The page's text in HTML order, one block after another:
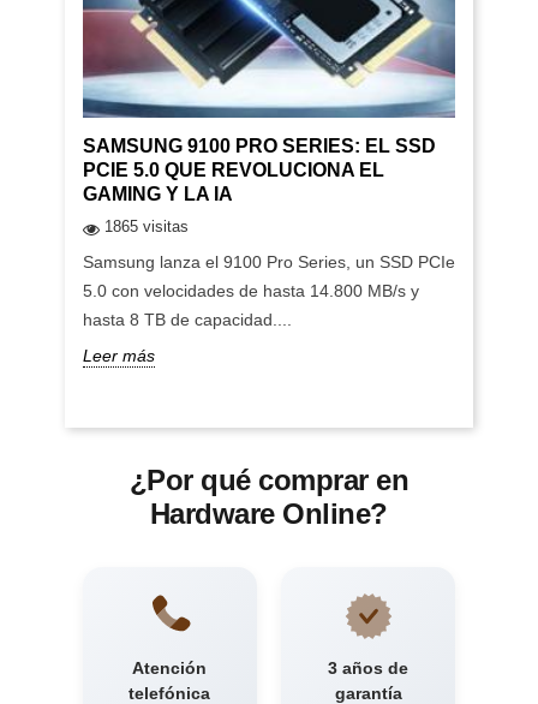
SAMSUNG 9100 PRO SERIES: EL SSD
PCIE 5.0 QUE REVOLUCIONA EL
GAMING Y LA IA
1865 visitas
Samsung lanza el 9100 Pro Series, un SSD PCIe
5.0 con velocidades de hasta 14.800 MB/s y
hasta 8 TB de capacidad....
Leer más
¿Por qué comprar en
Hardware Online?
Atención
telefónica
3 años de
garantía